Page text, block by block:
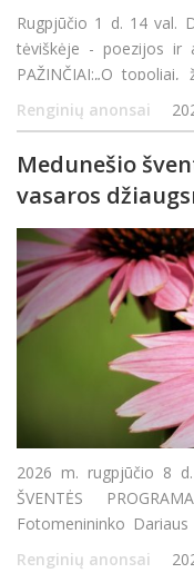
Rugpjūčio 1 d. 14 val.
tėviškėje - poezijos ir
PAŽINČIAI:„O topoliai,
padalinio
Renginių anonsai
Medunešio
vasaros
2026 m. rugpjūčio 8 d.
ŠVENTĖS
Fotomenininko
matau“ atidarymas
Renginių anonsai